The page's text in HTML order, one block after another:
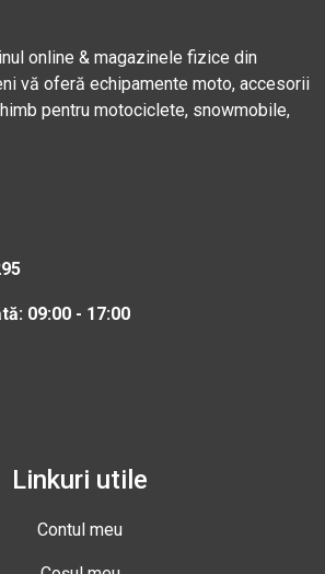
online & magazinele fizice din
vă oferă echipamente moto, accesorii
pentru motociclete, snowmobile,
09:00 - 17:00
Linkuri utile
Contul meu